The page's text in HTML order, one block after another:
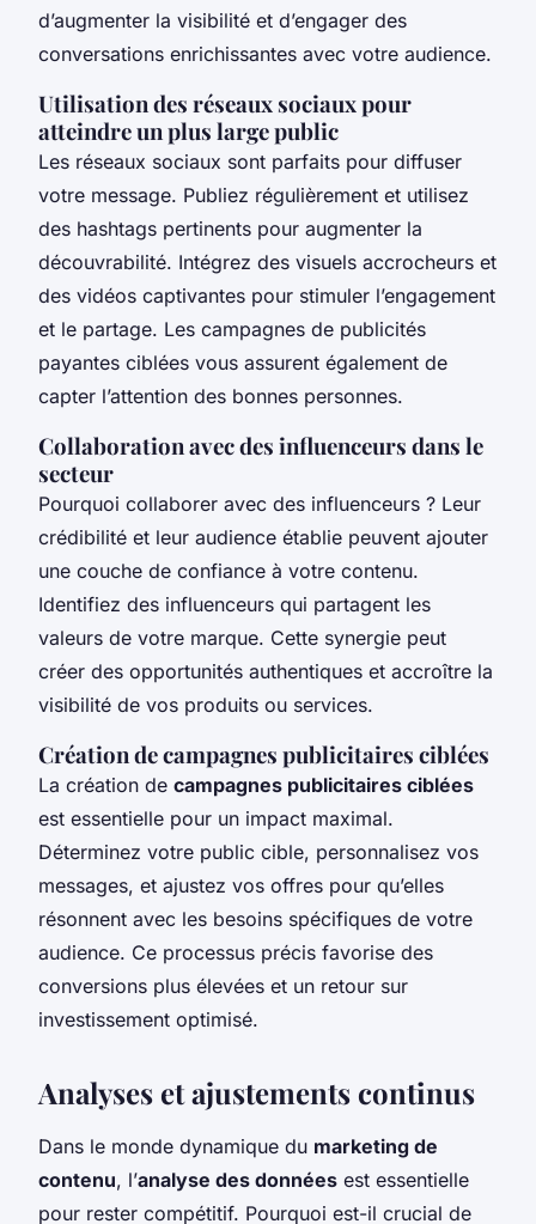
d’augmenter la visibilité et d’engager des
conversations enrichissantes avec votre audience.
Utilisation des réseaux sociaux pour
atteindre un plus large public
Les réseaux sociaux sont parfaits pour diffuser
votre message. Publiez régulièrement et utilisez
des hashtags pertinents pour augmenter la
découvrabilité. Intégrez des visuels accrocheurs et
des vidéos captivantes pour stimuler l’engagement
et le partage. Les campagnes de publicités
payantes ciblées vous assurent également de
capter l’attention des bonnes personnes.
Collaboration avec des influenceurs dans le
secteur
Pourquoi collaborer avec des influenceurs ? Leur
crédibilité et leur audience établie peuvent ajouter
une couche de confiance à votre contenu.
Identifiez des influenceurs qui partagent les
valeurs de votre marque. Cette synergie peut
créer des opportunités authentiques et accroître la
visibilité de vos produits ou services.
Création de campagnes publicitaires ciblées
La création de campagnes publicitaires ciblées
est essentielle pour un impact maximal.
Déterminez votre public cible, personnalisez vos
messages, et ajustez vos offres pour qu’elles
résonnent avec les besoins spécifiques de votre
audience. Ce processus précis favorise des
conversions plus élevées et un retour sur
investissement optimisé.
Analyses et ajustements continus
Dans le monde dynamique du marketing de
contenu, l’analyse des données est essentielle
pour rester compétitif. Pourquoi est-il crucial de